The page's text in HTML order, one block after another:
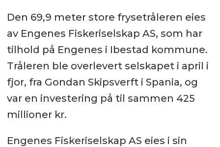
Den 69,9 meter store frysetråleren eies
av Engenes Fiskeriselskap AS, som har
tilhold på Engenes i Ibestad kommune.
Tråleren ble overlevert selskapet i april i
fjor, fra Gondan Skipsverft i Spania, og
var en investering på til sammen 425
millioner kr.
Engenes Fiskeriselskap AS eies i sin